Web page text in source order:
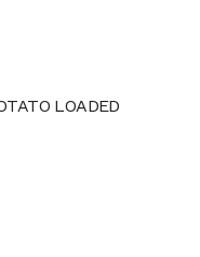
LOADED